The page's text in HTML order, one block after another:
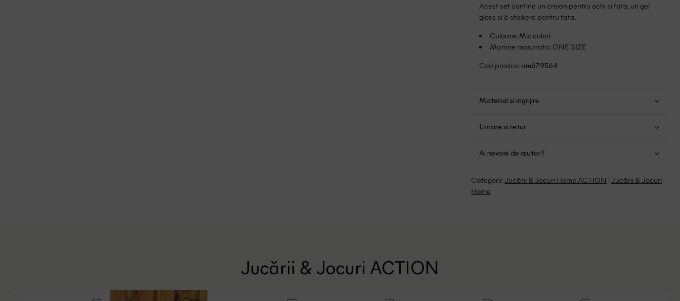
Acest set contine un creion pentru ochi si fata, un gel
gloss si 6 stickere pentru fata.
Culoare: Mix culori
Marime masurata: ONE SIZE
Cod produs: om679564
Material si ingrijire
Livrare si retur
mai mare de 149.00 lei.
Retur Gratuit in 14 zile pentru comenzile cu valoare mai
Ai nevoie de ajutor?
Program: Luni-Vineri intre 9:00 - 15:00
Categorii:Jucării & Jocuri Home ACTION |Jucării & Jocuri
Home
Jucării & Jocuri ACTION